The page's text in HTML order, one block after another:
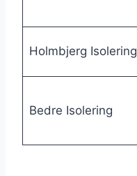
Holmbjerg Isolering
Bedre Isolering